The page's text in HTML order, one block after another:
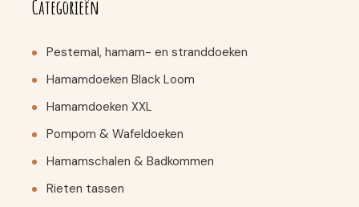
Categorieën
Pestemal, hamam- en stranddoeken
Hamamdoeken Black Loom
Hamamdoeken XXL
Pompom & Wafeldoeken
Hamamschalen & Badkommen
Rieten tassen